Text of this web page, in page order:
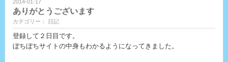
2014-01-17
ありがとうございます
カテゴリー： 日記
登録して２日目です。
ぼちぼちサイトの中身もわかるようになってきました。